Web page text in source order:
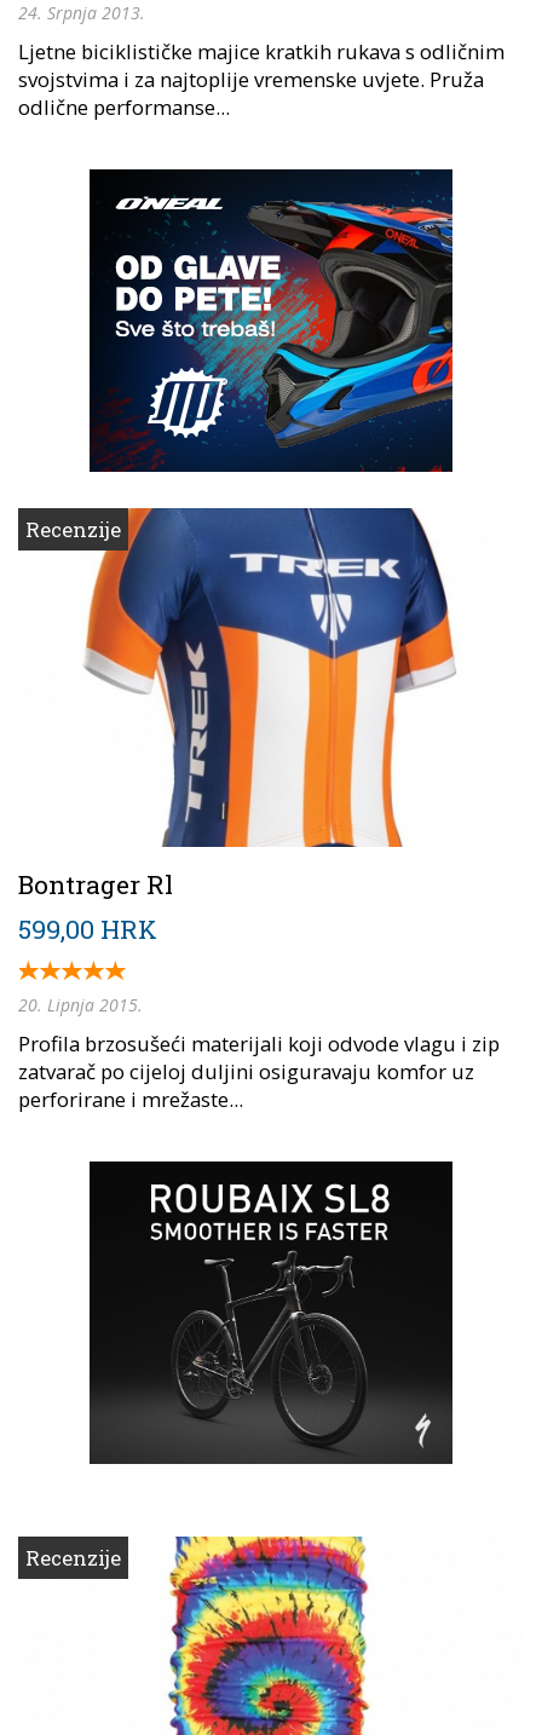
24. Srpnja 2013.
Ljetne biciklističke majice kratkih rukava s odličnim
svojstvima i za najtoplije vremenske uvjete. Pruža
odlične performanse...
Recenzije
Bontrager Rl
599,00 HRK
20. Lipnja 2015.
Profila brzosušeći materijali koji odvode vlagu i zip
zatvarač po cijeloj duljini osiguravaju komfor uz
perforirane i mrežaste...
Recenzije